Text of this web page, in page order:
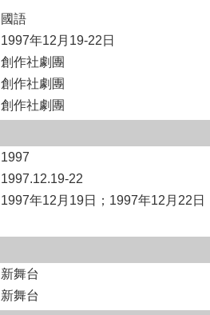
國語
1997年12月19-22日
創作社劇團
創作社劇團
創作社劇團
1997
1997.12.19-22
1997年12月19日；1997年12月22日
新舞台
新舞台